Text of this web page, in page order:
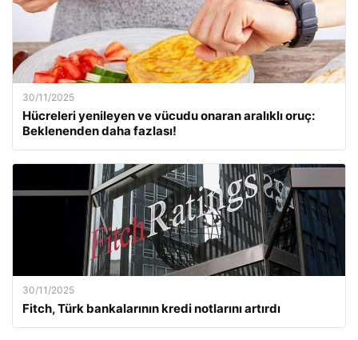
30/11/2025
Hücreleri yenileyen ve vücudu onaran aralıklı oruç:
Beklenenden daha fazlası!
30/11/2025
Fitch, Türk bankalarının kredi notlarını artırdı